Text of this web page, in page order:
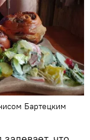
Бартецким